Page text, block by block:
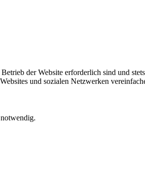
der Website erforderlich sind und
und sozialen Netzwerken